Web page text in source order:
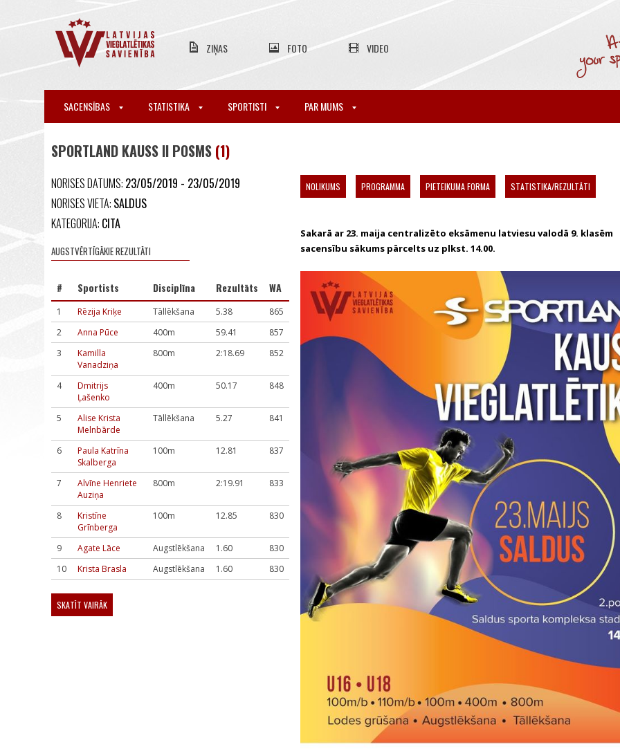
ZIŅAS FOTO VIDEO
SACENSĪBAS STATISTIKA SPORTISTI PAR MUMS
SPORTLAND KAUSS II POSMS (1)
NORISES DATUMS: 23/05/2019 - 23/05/2019
NORISES VIETA: SALDUS
KATEGORIJA: CITA
AUGSTVĒRTĪGĀKIE REZULTĀTI
# Sportists Disciplīna Rezultāts WA
1 Rēzija Kriķe Tāllēkšana 5.38
865
2
Anna Pūce 400m 59.41
857
3
Kamilla
Vanadziņa
800m 2:18.69 852
4
Dmitrijs
Ļašenko
400m 50.17 848
5
Alise Krista
Melnbārde
Tāllēkšana 5.27 841
6
Paula Katrīna
Skalberga
100m 12.81 837
7
Alvīne Henriete
Auziņa
800m 2:19.91 833
8
Kristīne
Grīnberga
100m 12.85 830
9 Agate Lāce Augstlēkšana 1.60
830
10
Krista Brasla Augstlēkšana 1.60 830
SKATĪT VAIRĀK
NOLIKUMS PROGRAMMA PIETEIKUMA FORMA STATISTIKA/REZULTĀTI
Sakarā ar 23. maija centralizēto eksāmenu latviesu valodā 9. klasēm
sacensību sākums pārcelts uz plkst. 14.00.